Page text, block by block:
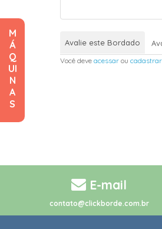
M
Á
Q
UI
N
A
S
Avalie este Bordado
Você deve acessar ou
E-mail
contato@clickborde.com.br